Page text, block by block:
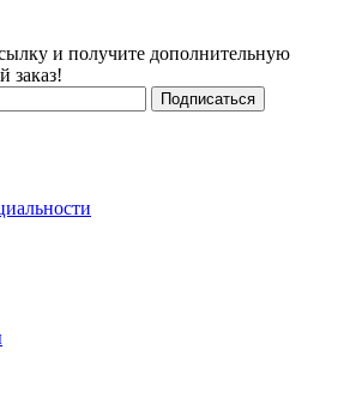
и получите дополнительную
заказ!